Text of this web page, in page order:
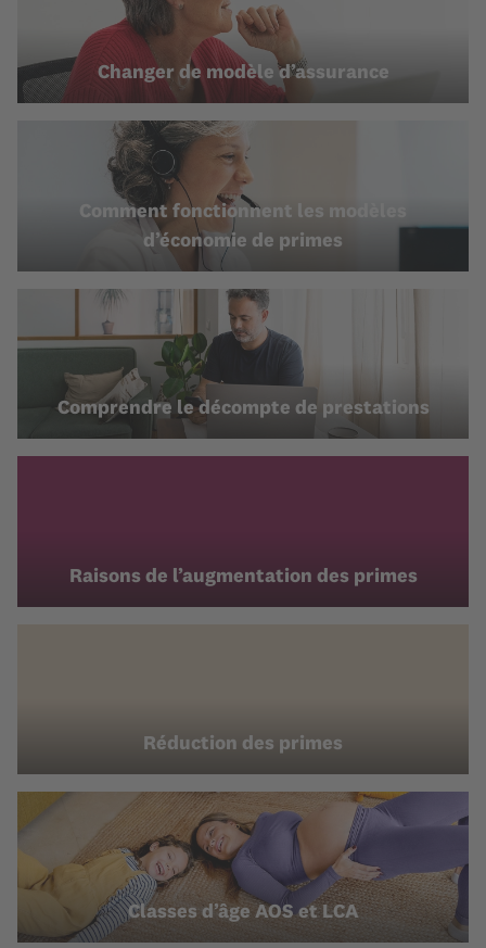
Changer de modèle d’assurance
Comment fonctionnent les modèles
d’économie de primes
Comprendre le décompte de prestations
Raisons de l’augmentation des primes
Réduction des primes
Classes d’âge AOS et LCA